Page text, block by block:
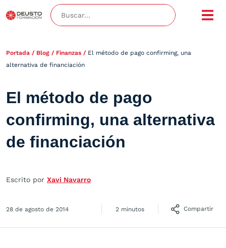
Portada / Blog / Finanzas / El método de pago confirming, una
alternativa de financiación
El método de pago
confirming, una alternativa
de financiación
Escrito por Xavi Navarro
28 de agosto de 2014 2 minutos Compartir